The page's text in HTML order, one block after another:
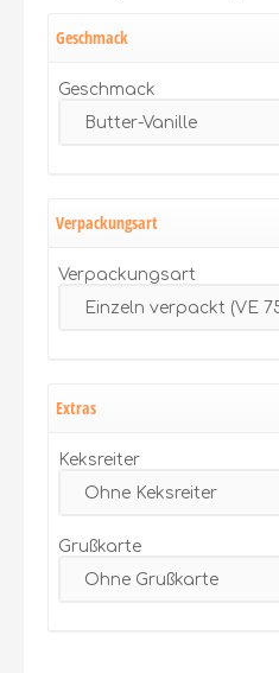
Geschmack
Geschmack
Verpackungsart
Verpackungsart
Extras
Keksreiter
Grußkarte